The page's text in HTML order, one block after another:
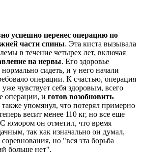
успешно перенес операцию по
части спины. Эта киста вызывала
в течение четырех лет, включая
на нервы. Его здоровье
сидеть, и у него начали
операции. К счастью, операция
чувствует себя здоровым, всего
операции, и готов возобновить
упомянул, что потерял примерно
весит менее 110 кг, но все еще
юмором он отметил, что время
так как изначально он думал,
но "вся эта борьба
больше нет".